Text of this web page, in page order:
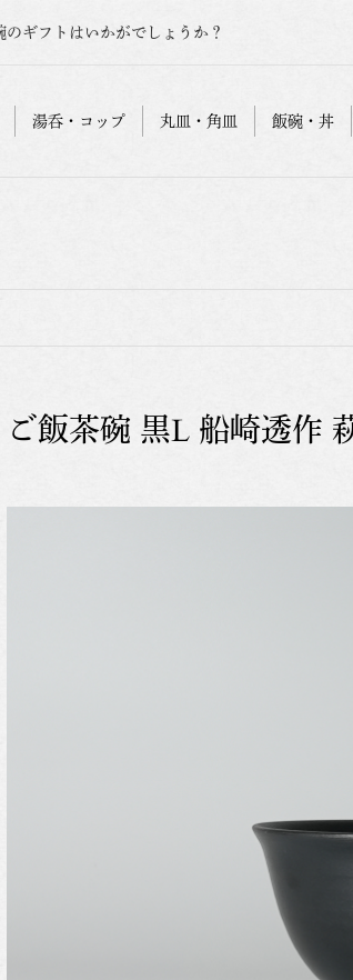
ギフトはいかがでしょうか？
湯呑・コップ 丸皿・角皿 飯碗・丼
ご飯茶碗 黒L 船崎透作